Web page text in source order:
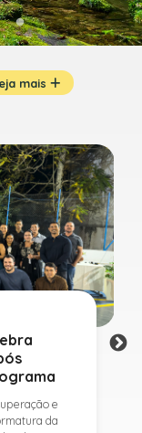
mais
e
da